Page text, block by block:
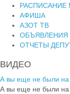
РАСПИСАНИЕ
АФИША
АЗОТ ТВ
ОБЪЯВЛЕНИЯ
ОТЧЕТЫ
ВИДЕО
А вы еще не были на
А вы еще не были на